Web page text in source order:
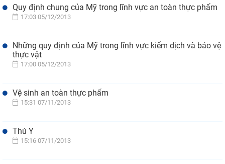
Quy định chung của Mỹ trong lĩnh vực an toàn thực phẩm
17:03 05/12/2013
Những quy định của Mỹ trong lĩnh vực kiểm dịch và bảo vệ
thực vật
17:00 05/12/2013
Vệ sinh an toàn thực phẩm
15:31 07/11/2013
Thú Y
15:16 07/11/2013